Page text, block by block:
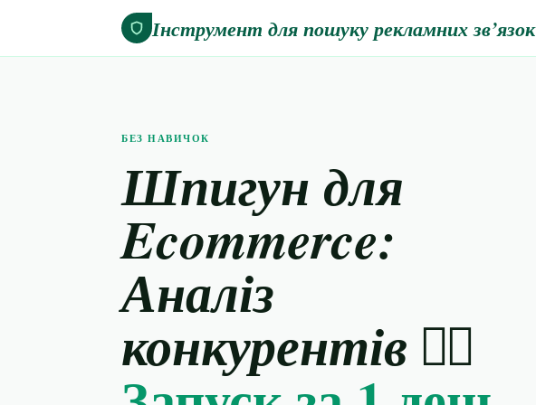
Інструмент для пошуку рекламних зв’язок
БЕЗ НАВИЧОК
Шпигун для
Ecommerce:
Аналіз
конкурентів 🕵️‍♀️